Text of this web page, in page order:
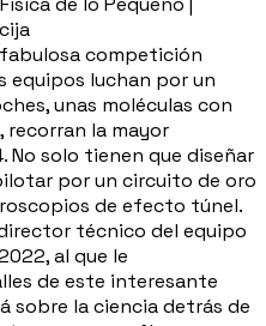
fabulosa competición
equipos luchan por un
unas moléculas con
recorran la mayor
solo tienen que diseñar
por un circuito de oro
de efecto túnel.
técnico del equipo
al que le
de este interesante
sobre la ciencia detrás de